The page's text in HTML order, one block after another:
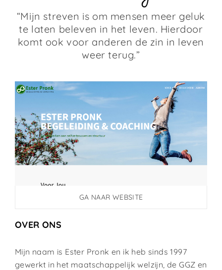
“Mijn streven is om mensen meer geluk
te laten beleven in het leven. Hierdoor
komt ook voor anderen de zin in leven
weer terug.”
GA NAAR WEBSITE
OVER ONS
Mijn naam is Ester Pronk en ik heb sinds 1997
gewerkt in het maatschappelijk welzijn, de GGZ en